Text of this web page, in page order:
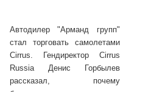
Автодилер "Арманд групп"
стал торговать самолетами
Cirrus. Гендиректор Cirrus
Russia Денис Горбылев
рассказал, почему